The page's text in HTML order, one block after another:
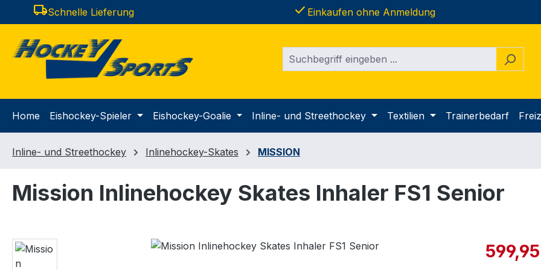
Hauptinhalt springen
Zur Suche springen
Zur Hauptnavigation springen
local_shippingSchnelle Lieferung done Einkaufen ohne Anmeldung
Home Eishockey-Spieler Eishockey-Goalie Inline- und Streethockey Textilien Trainerbedarf
Inline- und Streethockey Inlinehockey-Skates MISSION
Mission Inlinehockey Skates Inhaler FS1 Senior
Bildergalerie überspringen